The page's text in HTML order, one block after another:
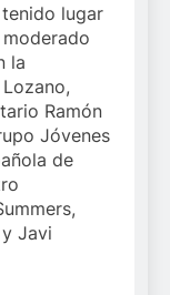
lugar
la
Ramón
Jóvenes
de
Javi